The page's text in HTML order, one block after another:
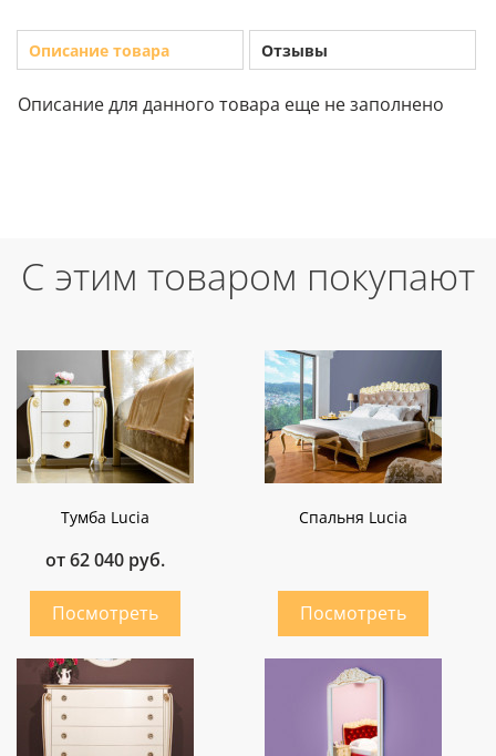
Описание товара Отзывы
Описание для данного товара еще не заполнено
С этим товаром покупают
Тумба Lucia
от 62 040 руб.
Cпальня Lucia